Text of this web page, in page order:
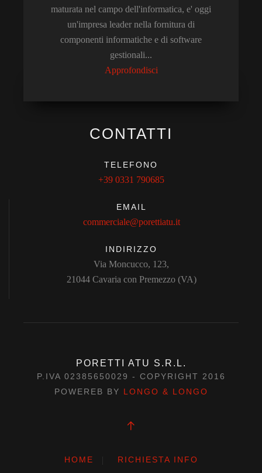
maturata nel campo dell'informatica, e' oggi
un'impresa leader nella fornitura di
componenti informatiche e di software
gestionali...
Approfondisci
CONTATTI
TELEFONO
+39 0331 790685
EMAIL
commerciale@porettiatu.it
INDIRIZZO
Via Moncucco, 123,
21044 Cavaria con Premezzo (VA)
PORETTI ATU S.R.L.
P.IVA 02385650029 - COPYRIGHT 2016
POWEREB BY LONGO & LONGO
HOME RICHIESTA INFO